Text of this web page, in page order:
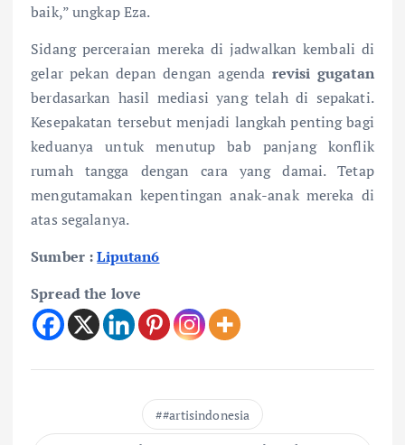
baik,” ungkap Eza.
Sidang perceraian mereka di jadwalkan kembali di
gelar pekan depan dengan agenda revisi gugatan
berdasarkan hasil mediasi yang telah di sepakati.
Kesepakatan tersebut menjadi langkah penting bagi
keduanya untuk menutup bab panjang konflik
rumah tangga dengan cara yang damai. Tetap
mengutamakan kepentingan anak-anak mereka di
atas segalanya.
Sumber :Liputan6
Spread the love
#artisindonesia